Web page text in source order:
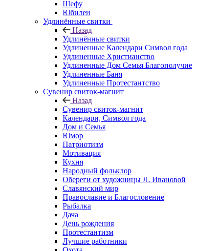
Шефу
Юбилеи
Удлинённые свитки
Назад
Удлинённые свитки
Удлиненные Календари Символ года
Удлиненные Христианство
Удлиненные Дом Семья Благополучие
Удлиненные Баня
Удлиненные Протестантство
Сувенир свиток-магнит
Назад
Сувенир свиток-магнит
Календари, Символ года
Дом и Семья
Юмор
Патриотизм
Мотивация
Кухня
Народный фольклор
Обереги от художницы Л. Ивановой
Славянский мир
Православие и Благословение
Рыбалка
Дача
День рождения
Протестантизм
Лучшие работники